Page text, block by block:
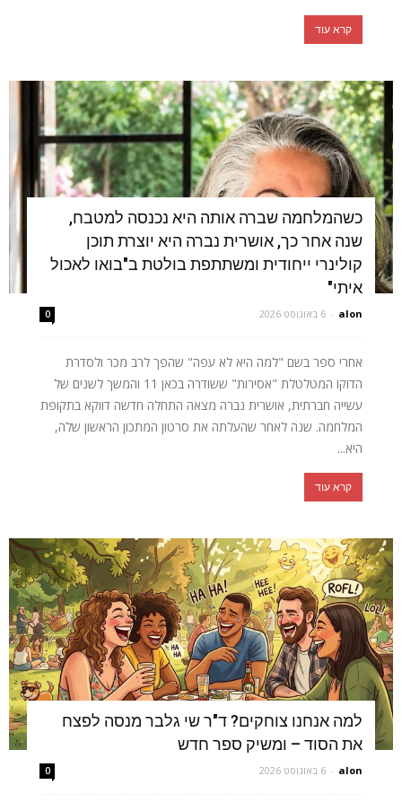
קרא עוד
כשהמלחמה שברה אותה היא נכנסה למטבח,
שנה אחר כך, אושרית נברה היא יוצרת תוכן
קולינרי ייחודית ומשתתפת בולטת ב"בואו לאכול
איתי"
alon
- 6 באוגוסט 2026 0
אחרי ספר בשם "למה היא לא עפה" שהפך לרב מכר ולסדרת
הדוקו המטלטלת "אסירות" ששודרה בכאן 11 והמשך לשנים של
עשייה חברתית, אושרית נברה מצאה התחלה חדשה דווקא בתקופת
המלחמה. שנה לאחר שהעלתה את סרטון המתכון הראשון שלה,
היא...
קרא עוד
למה אנחנו צוחקים? ד"ר שי גלבר מנסה לפצח
את הסוד – ומשיק ספר חדש
alon
- 6 באוגוסט 2026 0